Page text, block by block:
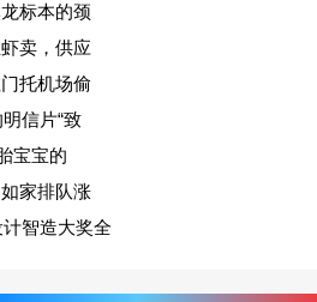
标本的颈
卖，供应
托机场偷
信片“致
宝宝的
家排队涨
智造大奖全